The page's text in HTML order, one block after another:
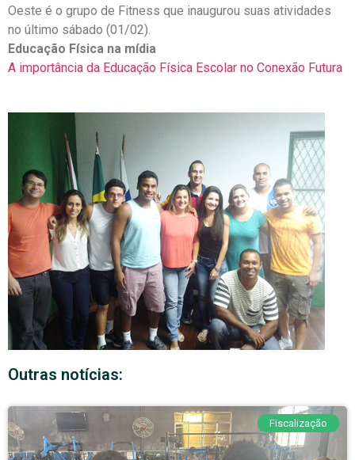
Oeste é o grupo de Fitness que inaugurou suas atividades
no último sábado (01/02).
Educação Física na mídia
A importância da Educação Física Escolar no Conexão Futura
Outras notícias:
Fiscalização